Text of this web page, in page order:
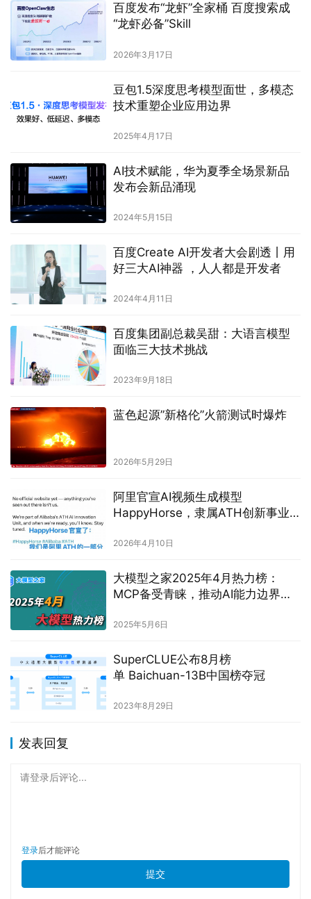
百度发布“龙虾”全家桶 百度搜索成
“龙虾必备”Skill
2026年3月17日
豆包1.5深度思考模型面世，多模态
技术重塑企业应用边界
2025年4月17日
AI技术赋能，华为夏季全场景新品
发布会新品涌现
2024年5月15日
百度Create AI开发者大会剧透丨用
好三大AI神器 ，人人都是开发者
2024年4月11日
百度集团副总裁吴甜：大语言模型
面临三大技术挑战
2023年9月18日
蓝色起源”新格伦”火箭测试时爆炸
2026年5月29日
阿里官宣AI视频生成模型
HappyHorse，隶属ATH创新事业
2026年4月10日
大模型之家2025年4月热力榜：
MCP备受青睐，推动AI能力边界扩
2025年5月6日
SuperCLUE公布8月榜
单 Baichuan-13B中国榜夺冠
2023年8月29日
发表回复
请登录后评论...
登录后才能评论
提交